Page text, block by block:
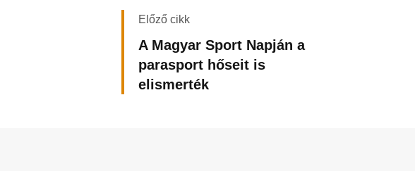
Előző cikk
A Magyar Sport Napján a
parasport hőseit is
elismerték